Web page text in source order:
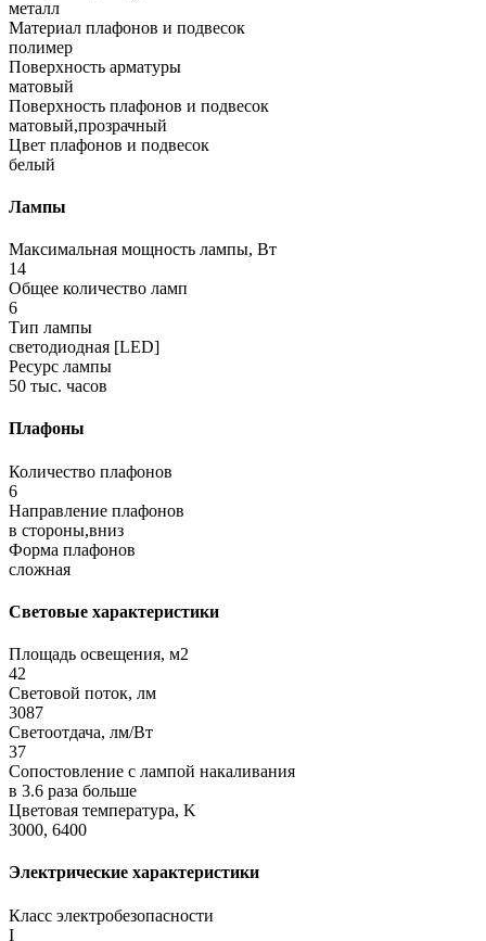
металл
Материал плафонов и подвесок
полимер
Поверхность арматуры
матовый
Поверхность плафонов и подвесок
матовый,прозрачный
Цвет плафонов и подвесок
белый
Лампы
Максимальная мощность лампы, Вт
14
Общее количество ламп
6
Тип лампы
светодиодная [LED]
Ресурс лампы
50 тыс. часов
Плафоны
Количество плафонов
6
Направление плафонов
в стороны,вниз
Форма плафонов
сложная
Световые характеристики
Площадь освещения, м2
42
Световой поток, лм
3087
Светоотдача, лм/Вт
37
Сопостовление с лампой накаливания
в 3.6 раза больше
Цветовая температура, K
3000, 6400
Электрические характеристики
Класс электробезопасности
I